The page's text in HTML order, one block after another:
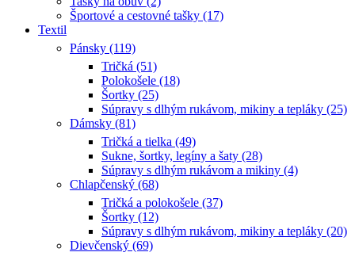
Športové a cestovné tašky (17)
Textil
Pánsky (119)
Tričká (51)
Polokošele (18)
Šortky (25)
Súpravy s dlhým rukávom, mikiny a tepláky (25)
Dámsky (81)
Tričká a tielka (49)
Sukne, šortky, legíny a šaty (28)
Súpravy s dlhým rukávom a mikiny (4)
Chlapčenský (68)
Tričká a polokošele (37)
Šortky (12)
Súpravy s dlhým rukávom, mikiny a tepláky (20)
Dievčenský (69)